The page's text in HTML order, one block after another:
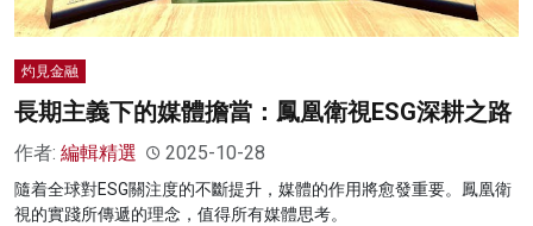
灼見金融
長期主義下的媒體擔當：鳳凰衛視ESG深耕之路
作者: 編輯精選 2025-10-28
隨着全球對ESG關注度的不斷提升，媒體的作用將愈發重要。鳳凰衛
視的實踐所傳遞的理念，值得所有媒體思考。